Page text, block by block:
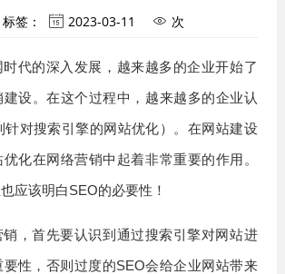
标签：  2023-03-11  次
代的深入发展，越来越多的企业开始了
建设。在这个过程中，越来越多的企业认
针对搜索引擎的网站优化）。在网站建设
化在网络营销中起着非常重要的作用。
应该明白SEO的必要性！
，首先要认识到通过搜索引擎对网站进
性，否则过度的SEO会给企业网站带来